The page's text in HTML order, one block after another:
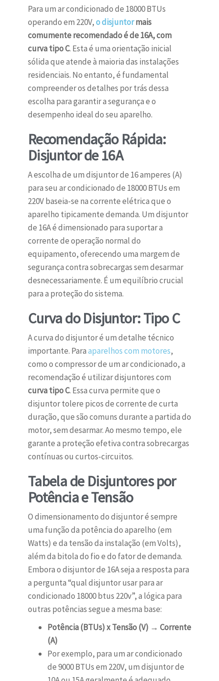
Para um ar condicionado de 18000 BTUs
operando em 220V,o disjuntormais
comumente recomendado é de 16A, com
curva tipo C. Esta é uma orientação inicial
sólida que atende à maioria das instalações
residenciais. No entanto, é fundamental
compreender os detalhes por trás dessa
escolha para garantir a segurança e o
desempenho ideal do seu aparelho.
Recomendação Rápida:
Disjuntor de 16A
A escolha de um disjuntor de 16 amperes (A)
para seu ar condicionado de 18000 BTUs em
220V baseia-se na corrente elétrica que o
aparelho tipicamente demanda. Um disjuntor
de 16A é dimensionado para suportar a
corrente de operação normal do
equipamento, oferecendo uma margem de
segurança contra sobrecargas sem desarmar
desnecessariamente. É um equilíbrio crucial
para a proteção do sistema.
Curva do Disjuntor: Tipo C
A curva do disjuntor é um detalhe técnico
importante. Paraaparelhos com motores,
como o compressor de um ar condicionado, a
recomendação é utilizar disjuntores com
curva tipo C. Essa curva permite que o
disjuntor tolere picos de corrente de curta
duração, que são comuns durante a partida do
motor, sem desarmar. Ao mesmo tempo, ele
garante a proteção efetiva contra sobrecargas
contínuas ou curtos-circuitos.
Tabela de Disjuntores por
Potência e Tensão
O dimensionamento do disjuntor é sempre
uma função da potência do aparelho (em
Watts) e da tensão da instalação (em Volts),
além da bitola do fio e do fator de demanda.
Embora o disjuntor de 16A seja a resposta para
a pergunta “qual disjuntor usar para ar
condicionado 18000 btus 220v”, a lógica para
outras potências segue a mesma base:
Potência (BTUs) x Tensão (V) → Corrente
(A)
Por exemplo, para um ar condicionado
de 9000 BTUs em 220V, um disjuntor de